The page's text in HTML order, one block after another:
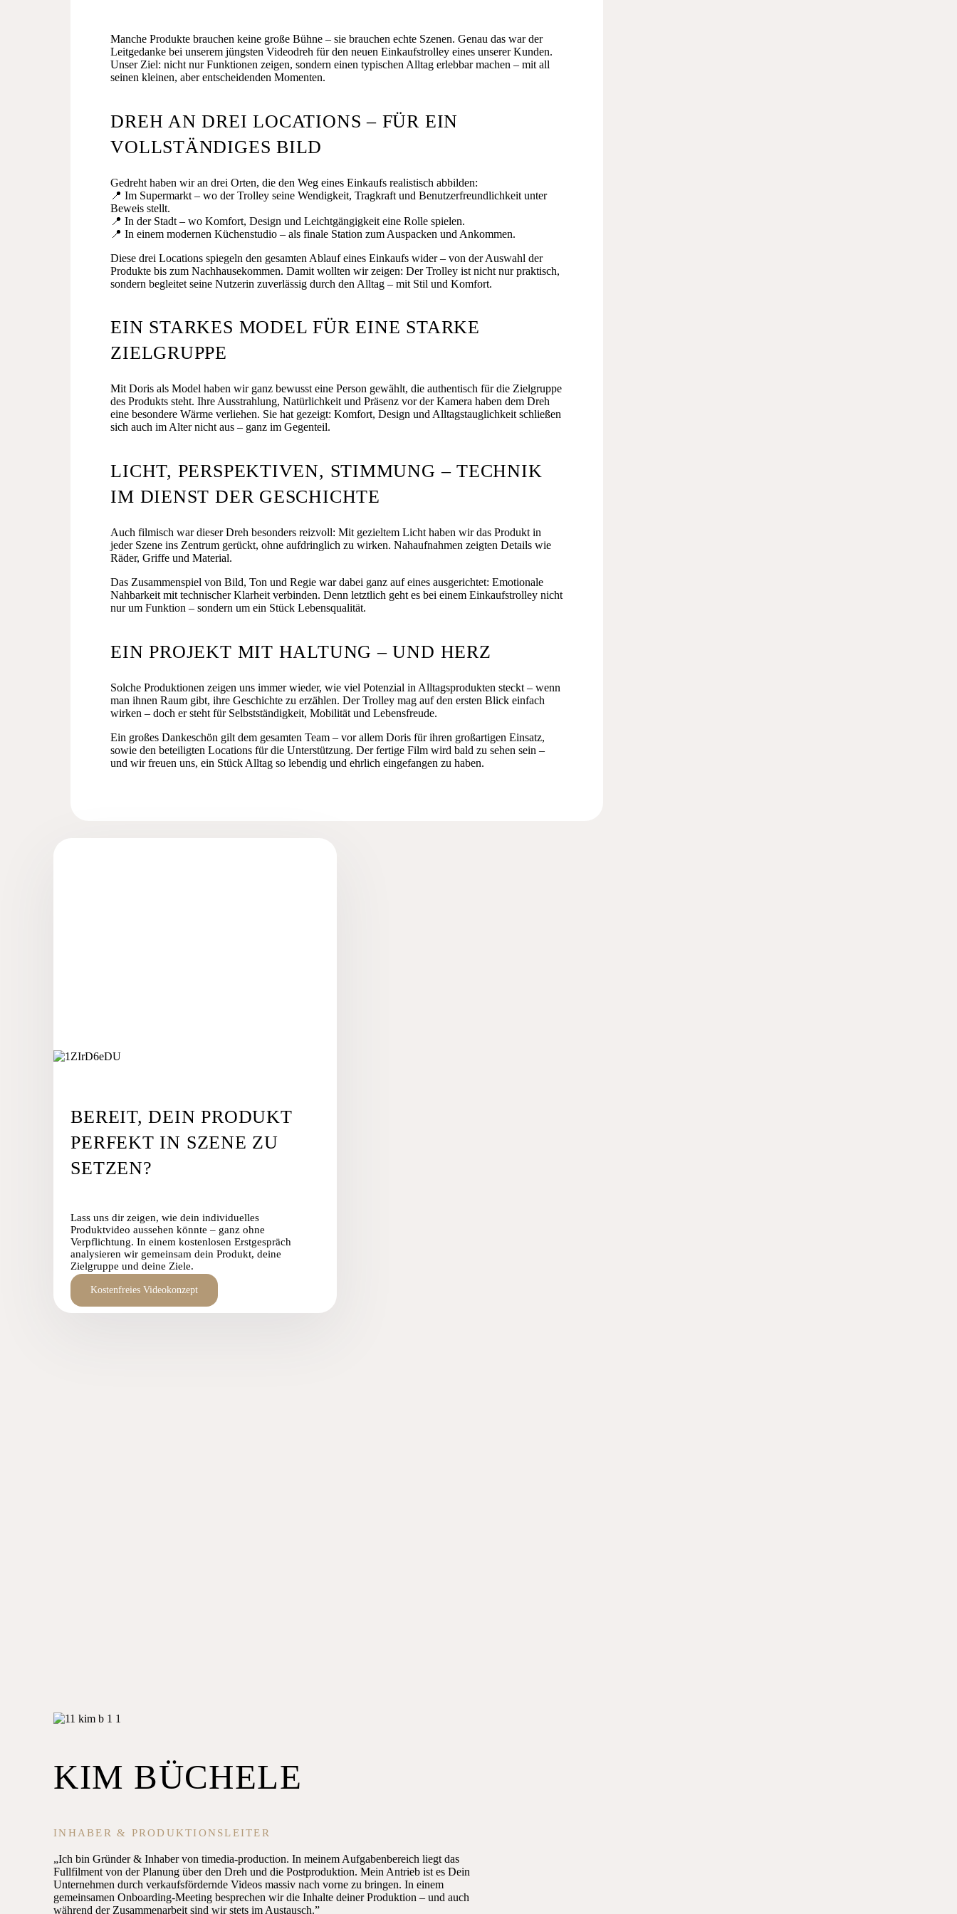
Manche Produkte brauchen keine große Bühne – sie brauchen echte Szenen. Genau das war der
Leitgedanke bei unserem jüngsten Videodreh für den neuen Einkaufstrolley eines unserer Kunden.
Unser Ziel: nicht nur Funktionen zeigen, sondern einen typischen Alltag erlebbar machen – mit all
seinen kleinen, aber entscheidenden Momenten.
DREH AN DREI LOCATIONS – FÜR EIN
VOLLSTÄNDIGES BILD
Gedreht haben wir an drei Orten, die den Weg eines Einkaufs realistisch abbilden:
📍 Im Supermarkt – wo der Trolley seine Wendigkeit, Tragkraft und Benutzerfreundlichkeit unter
Beweis stellt.
📍 In der Stadt – wo Komfort, Design und Leichtgängigkeit eine Rolle spielen.
📍 In einem modernen Küchenstudio – als finale Station zum Auspacken und Ankommen.
Diese drei Locations spiegeln den gesamten Ablauf eines Einkaufs wider – von der Auswahl der
Produkte bis zum Nachhausekommen. Damit wollten wir zeigen: Der Trolley ist nicht nur praktisch,
sondern begleitet seine Nutzerin zuverlässig durch den Alltag – mit Stil und Komfort.
EIN STARKES MODEL FÜR EINE STARKE
ZIELGRUPPE
Mit Doris als Model haben wir ganz bewusst eine Person gewählt, die authentisch für die Zielgruppe
des Produkts steht. Ihre Ausstrahlung, Natürlichkeit und Präsenz vor der Kamera haben dem Dreh
eine besondere Wärme verliehen. Sie hat gezeigt: Komfort, Design und Alltagstauglichkeit schließen
sich auch im Alter nicht aus – ganz im Gegenteil.
LICHT, PERSPEKTIVEN, STIMMUNG – TECHNIK
IM DIENST DER GESCHICHTE
Auch filmisch war dieser Dreh besonders reizvoll: Mit gezieltem Licht haben wir das Produkt in
jeder Szene ins Zentrum gerückt, ohne aufdringlich zu wirken. Nahaufnahmen zeigten Details wie
Räder, Griffe und Material.
Das Zusammenspiel von Bild, Ton und Regie war dabei ganz auf eines ausgerichtet: Emotionale
Nahbarkeit mit technischer Klarheit verbinden. Denn letztlich geht es bei einem Einkaufstrolley nicht
nur um Funktion – sondern um ein Stück Lebensqualität.
EIN PROJEKT MIT HALTUNG – UND HERZ
Solche Produktionen zeigen uns immer wieder, wie viel Potenzial in Alltagsprodukten steckt – wenn
man ihnen Raum gibt, ihre Geschichte zu erzählen. Der Trolley mag auf den ersten Blick einfach
wirken – doch er steht für Selbstständigkeit, Mobilität und Lebensfreude.
Ein großes Dankeschön gilt dem gesamten Team – vor allem Doris für ihren großartigen Einsatz,
sowie den beteiligten Locations für die Unterstützung. Der fertige Film wird bald zu sehen sein –
und wir freuen uns, ein Stück Alltag so lebendig und ehrlich eingefangen zu haben.
BEREIT, DEIN PRODUKT
PERFEKT IN SZENE ZU
SETZEN?
Lass uns dir zeigen, wie dein individuelles
Produktvideo aussehen könnte – ganz ohne
Verpflichtung. In einem kostenlosen Erstgespräch
analysieren wir gemeinsam dein Produkt, deine
Zielgruppe und deine Ziele.
Kostenfreies Videokonzept
KIM BÜCHELE
INHABER & PRODUKTIONSLEITER
„Ich bin Gründer & Inhaber von timedia-production. In meinem Aufgabenbereich liegt das
Fullfilment von der Planung über den Dreh und die Postproduktion. Mein Antrieb ist es Dein
Unternehmen durch verkaufsfördernde Videos massiv nach vorne zu bringen. In einem
gemeinsamen Onboarding-Meeting besprechen wir die Inhalte deiner Produktion – und auch
während der Zusammenarbeit sind wir stets im Austausch.”